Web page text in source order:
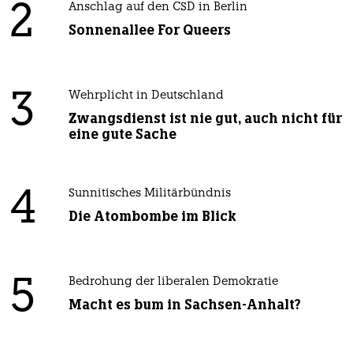
2 Anschlag auf den CSD in Berlin
Sonnenallee For Queers
3 Wehrplicht in Deutschland
Zwangsdienst ist nie gut, auch nicht für
eine gute Sache
4 Sunnitisches Militärbündnis
Die Atombombe im Blick
5 Bedrohung der liberalen Demokratie
Macht es bum in Sachsen-Anhalt?